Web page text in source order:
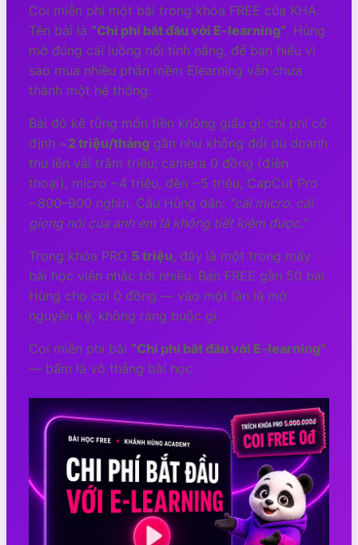
Coi miễn phí một bài trong khóa FREE của KHA.
Tên bài là “Chi phí bắt đầu với E-learning”. Hùng
mở đúng cái luồng nối tính năng, để bạn hiểu vì
sao mua nhiều phần mềm Elearning vẫn chưa
thành một hệ thống.
Bài đó kê từng món tiền không giấu gì: chi phí cố
định ~2 triệu/tháng gần như không đổi dù doanh
thu lên vài trăm triệu; camera 0 đồng (điện
thoại), micro ~4 triệu, đèn ~5 triệu, CapCut Pro
~800–900 nghìn. Câu Hùng dặn: “cái micro, cái
giọng nói của anh em là không tiết kiệm được.”
Trong khóa PRO 5 triệu, đây là một trong mấy
bài học viên nhắc tới nhiều. Bản FREE gần 50 bài
Hùng cho coi 0 đồng — vào một lần là mở
nguyên kệ, không ràng buộc gì.
Coi miễn phí bài “Chi phí bắt đầu với E-learning”
— bấm là vô thẳng bài học.